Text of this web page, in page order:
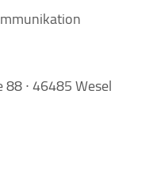
∙ 46485 Wesel